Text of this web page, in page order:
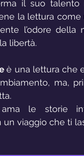
il suo
la lettura
l’odore della
libertà.
è una lettura che
ma,
le storie
viaggio che ti